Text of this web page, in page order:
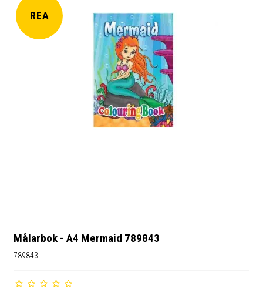
REA
Målarbok - A4 Mermaid 789843
789843